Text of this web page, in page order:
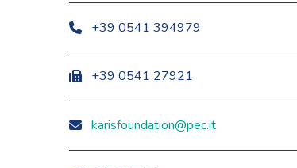
+39 0541 394979
+39 0541 27921
karisfoundation@pec.it